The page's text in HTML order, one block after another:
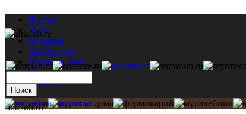
Форум
ЧаВо
Муравьи
Библиотека
Муравьи дома
Мастерская
Каталог
antclub.ru